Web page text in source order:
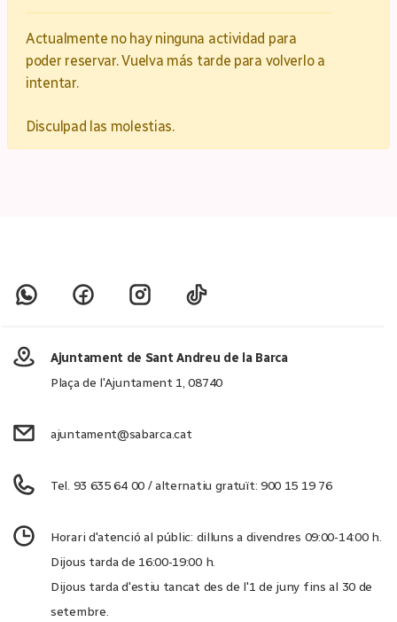
Actualmente no hay ninguna actividad para
poder reservar. Vuelva más tarde para volverlo a
intentar.
Disculpad las molestias.
Ajuntament de Sant Andreu de la Barca
Plaça de l'Ajuntament 1, 08740
ajuntament@sabarca.cat
Tel. 93 635 64 00 / alternatiu gratuït: 900 15 19 76
Horari d'atenció al públic: dilluns a divendres 09:00-14:00 h.
Dijous tarda de 16:00-19:00 h.
Dijous tarda d'estiu tancat des de l'1 de juny fins al 30 de
setembre.